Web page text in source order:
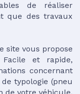
de réaliser
que des travaux
site vous propose
et rapide,
concernant
typologie (pneu